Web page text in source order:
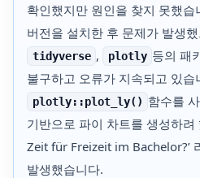
확인했지만 원인을 찾지 못했습
버전을 설치한 후 문제가 발생
tidyverse , plotly 등의 패
불구하고 오류가 지속되고 있습
plotly::plot_ly() 함수를
기반으로 파이 차트를 생성하
Zeit für Freizeit im Bachelor?’
발생했습니다.